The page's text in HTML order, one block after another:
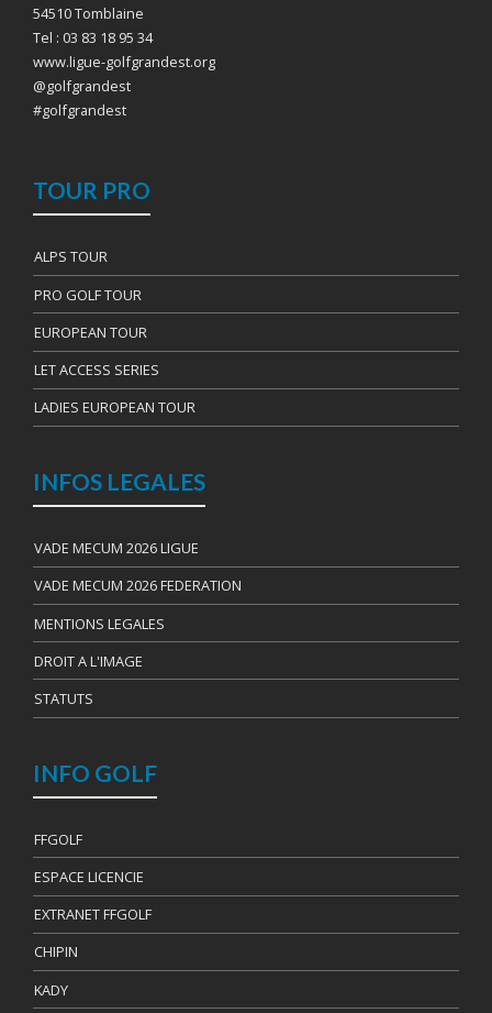
54510 Tomblaine
Tel : 03 83 18 95 34
www.ligue-golfgrandest.org
@golfgrandest
#golfgrandest
TOUR PRO
ALPS TOUR
PRO GOLF TOUR
EUROPEAN TOUR
LET ACCESS SERIES
LADIES EUROPEAN TOUR
INFOS LEGALES
VADE MECUM 2026 LIGUE
VADE MECUM 2026 FEDERATION
MENTIONS LEGALES
DROIT A L'IMAGE
STATUTS
INFO GOLF
FFGOLF
ESPACE LICENCIE
EXTRANET FFGOLF
CHIPIN
KADY